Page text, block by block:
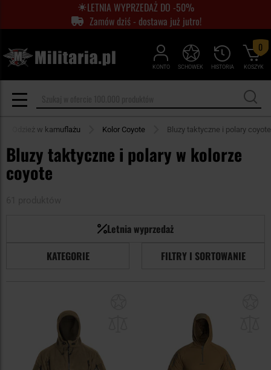
LETNIA WYPRZEDAŻ DO -50%
Zamów dziś - dostawa już jutro!
KONTO HISTORIA
SCHOWEK KOSZYK
0
Odzież w kamuflażu Kolor Coyote Bluzy taktyczne i polary coyote
Bluzy taktyczne i polary w kolorze
coyote
Letnia wyprzedaż
KATEGORIE
FILTRY I SORTOWANIE